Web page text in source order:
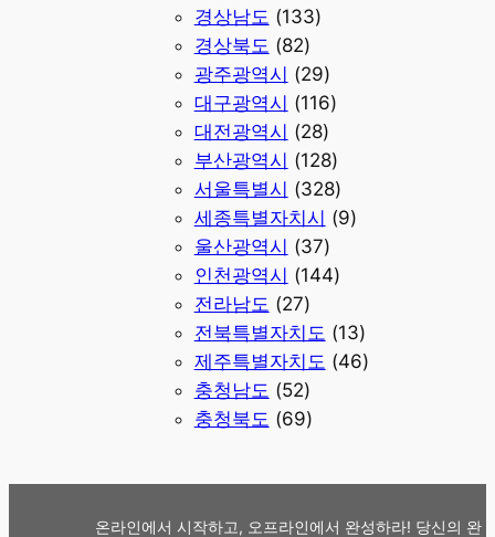
경상남도 (133)
경상북도 (82)
광주광역시 (29)
대구광역시 (116)
대전광역시 (28)
부산광역시 (128)
서울특별시 (328)
세종특별자치시 (9)
울산광역시 (37)
인천광역시 (144)
전라남도 (27)
전북특별자치도 (13)
제주특별자치도 (46)
충청남도 (52)
충청북도 (69)
온라인에서 시작하고, 오프라인에서 완성하라! 당신의 완